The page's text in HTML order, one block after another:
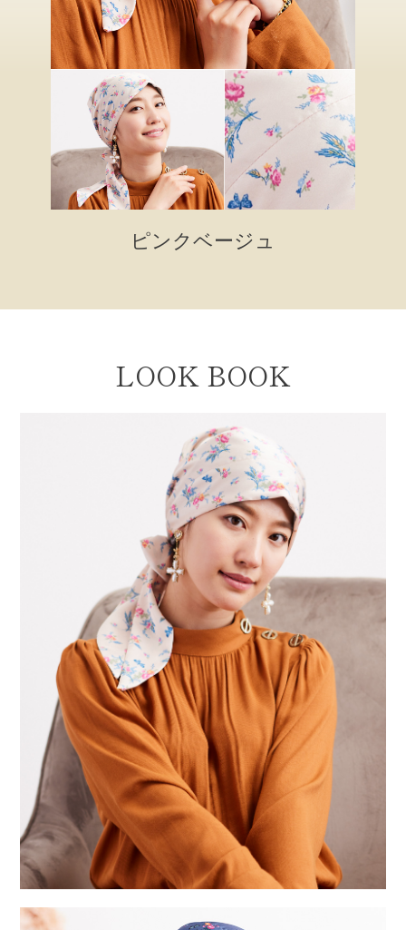
ピンクベージュ
LOOK BOOK